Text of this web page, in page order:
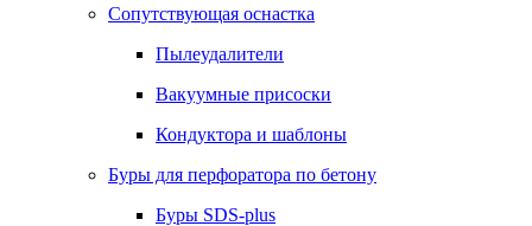
Сопутствующая оснастка
Пылеудалители
Вакуумные присоски
Кондуктора и шаблоны
Буры для перфоратора по бетону
Буры SDS-plus